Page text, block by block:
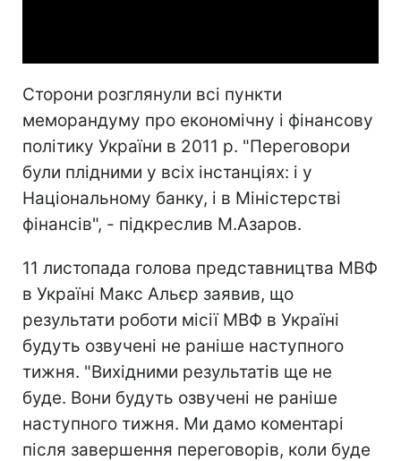
Сторони розглянули всі пункти
меморандуму про економічну і фінансову
політику України в 2011 р. "Переговори
були плідними у всіх інстанціях: і у
Національному банку, і в Міністерстві
фінансів", - підкреслив М.Азаров.
11 листопада голова представництва МВФ
в Україні Макс Альєр заявив, що
результати роботи місії МВФ в Україні
будуть озвучені не раніше наступного
тижня. "Вихідними результатів ще не
буде. Вони будуть озвучені не раніше
наступного тижня. Ми дамо коментарі
після завершення переговорів, коли буде